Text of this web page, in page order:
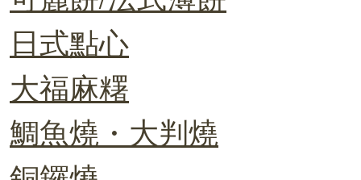
日式點心
大福麻糬
鯛魚燒・大判燒